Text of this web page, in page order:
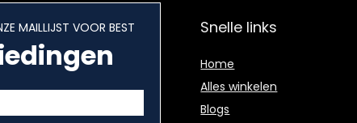
MAILLIJST VOOR BEST Snelle links
Home
Alles winkelen
Blogs